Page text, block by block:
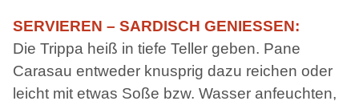
SERVIEREN – SARDISCH GENIESSEN:
Die Trippa heiß in tiefe Teller geben. Pane
Carasau entweder knusprig dazu reichen oder
leicht mit etwas Soße bzw. Wasser anfeuchten,